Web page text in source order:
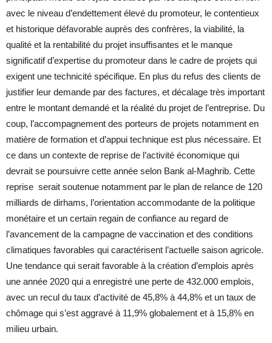
avec le niveau d’endettement élevé du promoteur, le contentieux
et historique défavorable auprès des confrères, la viabilité, la
qualité et la rentabilité du projet insuffisantes et le manque
significatif d’expertise du promoteur dans le cadre de projets qui
exigent une technicité spécifique. En plus du refus des clients de
justifier leur demande par des factures, et décalage très important
entre le montant demandé et la réalité du projet de l’entreprise. Du
coup, l’accompagnement des porteurs de projets notamment en
matière de formation et d’appui technique est plus nécessaire. Et
ce dans un contexte de reprise de l’activité économique qui
devrait se poursuivre cette année selon Bank al-Maghrib. Cette
reprise serait soutenue notamment par le plan de relance de 120
milliards de dirhams, l’orientation accommodante de la politique
monétaire et un certain regain de confiance au regard de
l’avancement de la campagne de vaccination et des conditions
climatiques favorables qui caractérisent l’actuelle saison agricole.
Une tendance qui serait favorable à la création d’emplois après
une année 2020 qui a enregistré une perte de 432.000 emplois,
avec un recul du taux d’activité de 45,8% à 44,8% et un taux de
chômage qui s’est aggravé à 11,9% globalement et à 15,8% en
milieu urbain.